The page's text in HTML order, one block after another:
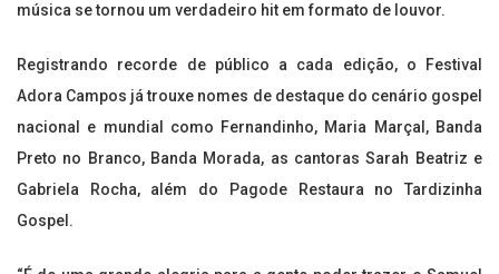
música se tornou um verdadeiro hit em formato de louvor.
Registrando recorde de público a cada edição, o Festival
Adora Campos já trouxe nomes de destaque do cenário gospel
nacional e mundial como Fernandinho, Maria Marçal, Banda
Preto no Branco, Banda Morada, as cantoras Sarah Beatriz e
Gabriela Rocha, além do Pagode Restaura no Tardizinha
Gospel.